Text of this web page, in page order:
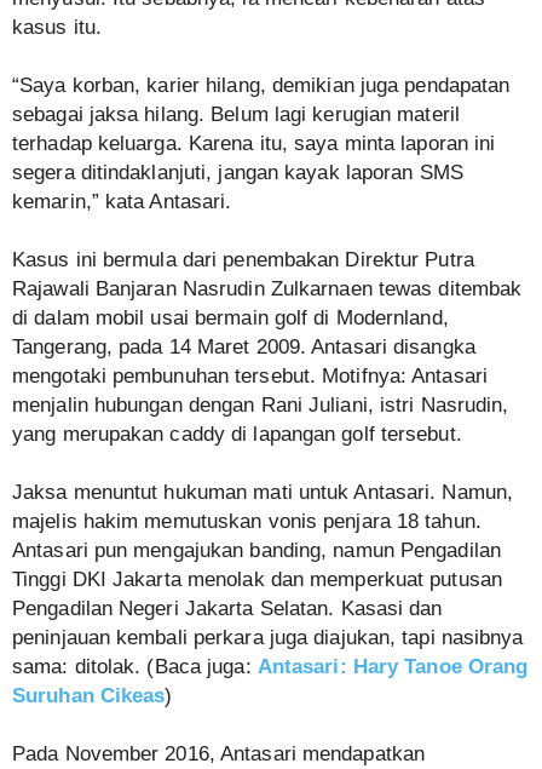
kasus itu.
“Saya korban, karier hilang, demikian juga pendapatan
sebagai jaksa hilang. Belum lagi kerugian materil
terhadap keluarga. Karena itu, saya minta laporan ini
segera ditindaklanjuti, jangan kayak laporan SMS
kemarin,” kata Antasari.
Kasus ini bermula dari penembakan Direktur Putra
Rajawali Banjaran Nasrudin Zulkarnaen tewas ditembak
di dalam mobil usai bermain golf di Modernland,
Tangerang, pada 14 Maret 2009. Antasari disangka
mengotaki pembunuhan tersebut. Motifnya: Antasari
menjalin hubungan dengan Rani Juliani, istri Nasrudin,
yang merupakan caddy di lapangan golf tersebut.
Jaksa menuntut hukuman mati untuk Antasari. Namun,
majelis hakim memutuskan vonis penjara 18 tahun.
Antasari pun mengajukan banding, namun Pengadilan
Tinggi DKI Jakarta menolak dan memperkuat putusan
Pengadilan Negeri Jakarta Selatan. Kasasi dan
peninjauan kembali perkara juga diajukan, tapi nasibnya
sama: ditolak. (Baca juga: Antasari: Hary Tanoe Orang
Suruhan Cikeas)
Pada November 2016, Antasari mendapatkan